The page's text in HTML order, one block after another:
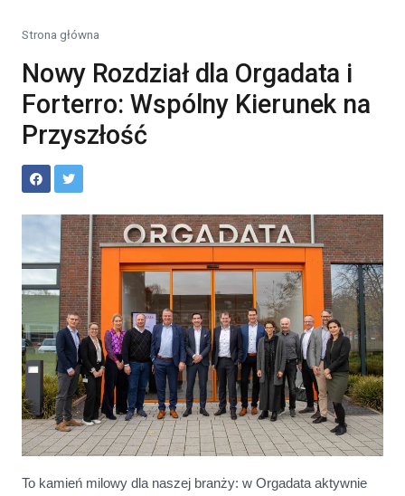
Strona główna
Nowy Rozdział dla Orgadata i
Forterro: Wspólny Kierunek na
Przyszłość
Przyszłość
To kamień milowy dla naszej branży: w Orgadata aktywnie